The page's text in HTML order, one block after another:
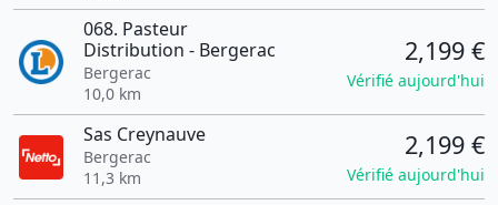
068. Pasteur
Distribution - Bergerac
Bergerac
10,0 km
2,199 €
Vérifié aujourd'hui
Sas Creynauve
Bergerac
11,3 km
2,199 €
Vérifié aujourd'hui